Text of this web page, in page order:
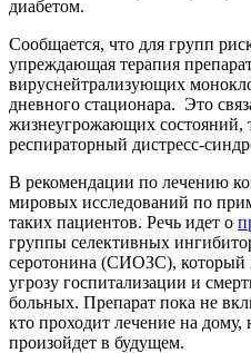
диабетом.
Сообщается, что для групп
упреждающая терапия
вируснейтрализующих
дневного стационара. Это
жизнеугрожающих состояний,
респираторный дистресс-
В рекомендации по лечению
мировых исследований по
таких пациентов. Речь идет о
группы селективных
серотонина (СИОЗС), который
угрозу госпитализации и
больных. Препарат пока не
кто проходит лечение на
произойдет в будущем.